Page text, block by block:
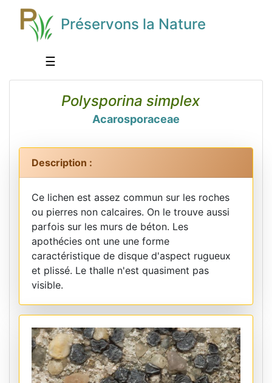
Préservons la Nature
☰
Polysporina simplex
Acarosporaceae
Description :
Ce lichen est assez commun sur les roches
ou pierres non calcaires. On le trouve aussi
parfois sur les murs de béton. Les
apothécies ont une une forme
caractéristique de disque d'aspect rugueux
et plissé. Le thalle n'est quasiment pas
visible.